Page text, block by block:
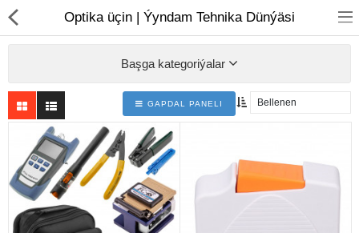
Noutbuk
Monobloklar
Optika üçin | Ýyndam Tehnika Dünýäsi
Başga kategoriýalar
GAPDAL PANELI